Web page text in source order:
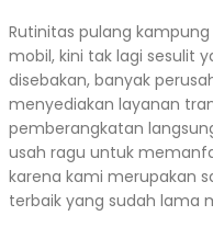
Rutinitas pulang
mobil, kini tak lagi sesulit
disebakan, banyak
menyediakan layanan
pemberangkatan
usah ragu untuk
karena kami merupakan
terbaik yang sudah lama